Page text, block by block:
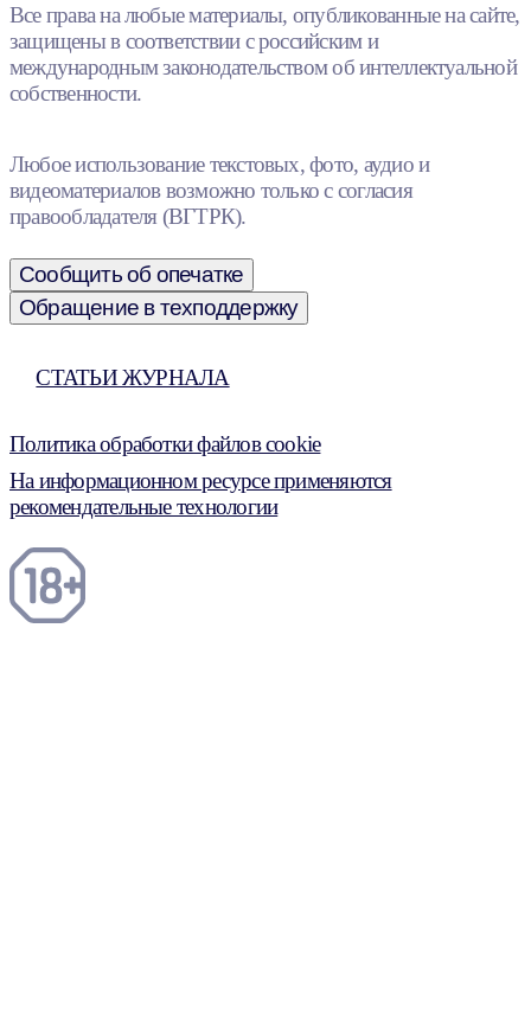
Все права на любые материалы, опубликованные на сайте,
защищены в соответствии с российским и
международным законодательством об интеллектуальной
собственности.
Любое использование текстовых, фото, аудио и
видеоматериалов возможно только с согласия
правообладателя (ВГТРК).
Сообщить об опечатке
Обращение в техподдержку
СТАТЬИ ЖУРНАЛА
Политика обработки файлов cookie
На информационном ресурсе применяются
рекомендательные технологии